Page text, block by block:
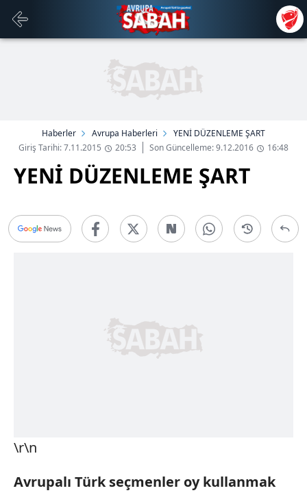
Haberler Avrupa Haberleri
YENİ DÜZENLEME ŞART
Giriş Tarihi: 7.11.2015
20:53 Son Güncelleme: 9.12.2016 16:48
YENİ DÜZENLEME ŞART
\r\n
Avrupalı Türk seçmenler oy kullanmak